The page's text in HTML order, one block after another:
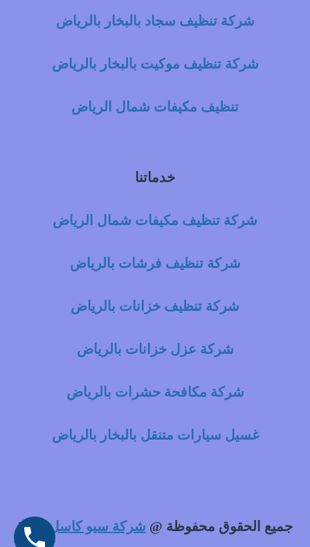
شركة تنظيف سجاد بالبخار بالرياض
شركة تنظيف موكيت بالبخار بالرياض
تنظيف مكيفات شمال الرياض
خدماتنا
شركة تنظيف مكيفات شمال الرياض
شركة تنظيف فرشات بالرياض
شركة تنظيف خزانات بالرياض
شركة عزل خزانات بالرياض
شركة مكافحة حشرات بالرياض
غسيل سيارات متنقل بالبخار بالرياض
جميع الحقوق محفوظة @ شركة سيو كاسل2021